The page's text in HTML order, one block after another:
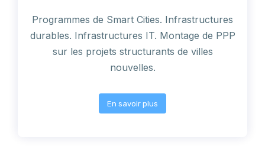
Programmes de Smart Cities. Infrastructures
durables. Infrastructures IT. Montage de PPP
sur les projets structurants de villes
nouvelles.
En savoir plus